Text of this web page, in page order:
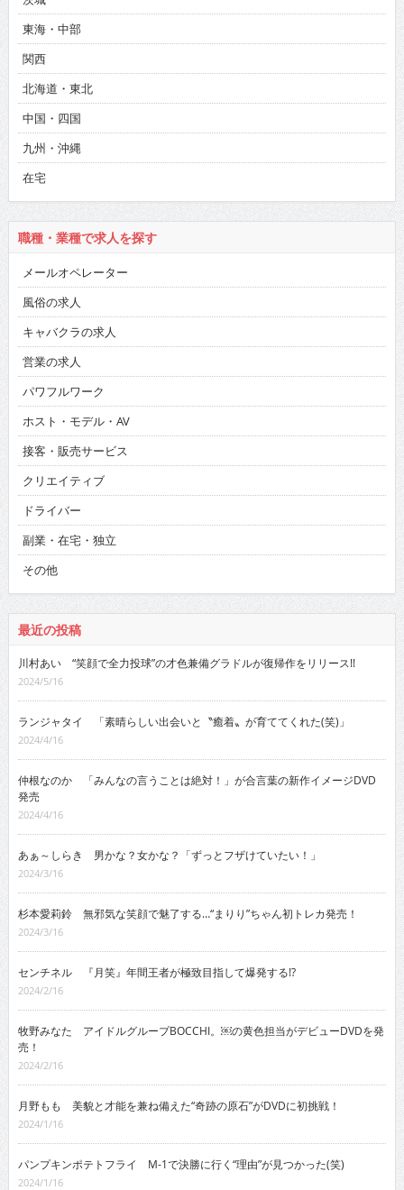
東海・中部
関西
北海道・東北
中国・四国
九州・沖縄
在宅
職種・業種で求人を探す
メールオペレーター
風俗の求人
キャバクラの求人
営業の求人
パワフルワーク
ホスト・モデル・AV
接客・販売サービス
クリエイティブ
ドライバー
副業・在宅・独立
その他
最近の投稿
川村あい “笑顔で全力投球”の才色兼備グラドルが復帰作をリリース!!
2024/5/16
ランジャタイ 「素晴らしい出会いと〝癒着〟が育ててくれた(笑)」
2024/4/16
仲根なのか 「みんなの言うことは絶対！」が合言葉の新作イメージDVD
発売
2024/4/16
あぁ～しらき 男かな？女かな？「ずっとフザけていたい！」
2024/3/16
杉本愛莉鈴 無邪気な笑顔で魅了する…“まりり”ちゃん初トレカ発売！
2024/3/16
センチネル 『月笑』年間王者が極致目指して爆発する!?
2024/2/16
牧野みなた アイドルグループBOCCHI。￼の黄色担当がデビューDVDを発
売！
2024/2/16
月野もも 美貌と才能を兼ね備えた“奇跡の原石”がDVDに初挑戦！
2024/1/16
パンプキンポテトフライ M-1で決勝に行く“理由”が見つかった(笑)
2024/1/16